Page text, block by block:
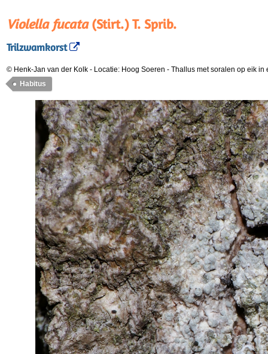
Violella fucata(Stirt.) T. Sprib.
Trilzwamkorst
© Henk-Jan van der Kolk - Locatie: Hoog Soeren - Thallus met soralen op eik in
Habitus